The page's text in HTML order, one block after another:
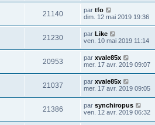
21140 par tfo
dim. 12 mai 2019 19:36
21230 par Like
ven. 10 mai 2019 11:14
20953 par xvale85x
mer. 17 avr. 2019 09:07
21037 par xvale85x
mer. 17 avr. 2019 09:05
21386 par synchiropus
ven. 12 avr. 2019 06:32